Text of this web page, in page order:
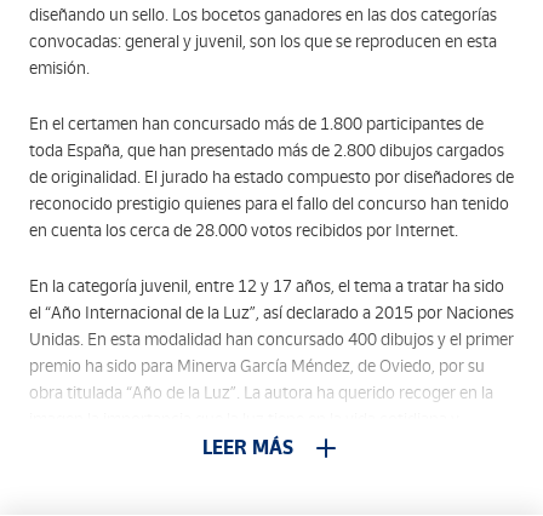
diseñando un sello. Los bocetos ganadores en las dos categorías
convocadas: general y juvenil, son los que se reproducen en esta
emisión.
En el certamen han concursado más de 1.800 participantes de
toda España, que han presentado más de 2.800 dibujos cargados
de originalidad. El jurado ha estado compuesto por diseñadores de
reconocido prestigio quienes para el fallo del concurso han tenido
en cuenta los cerca de 28.000 votos recibidos por Internet.
En la categoría juvenil, entre 12 y 17 años, el tema a tratar ha sido
el “Año Internacional de la Luz”, así declarado a 2015 por Naciones
Unidas. En esta modalidad han concursado 400 dibujos y el primer
premio ha sido para Minerva García Méndez, de Oviedo, por su
obra titulada “Año de la Luz”. La autora ha querido recoger en la
máxime ahora con el desarrollo emergente de las nuevas
LEER MÁS